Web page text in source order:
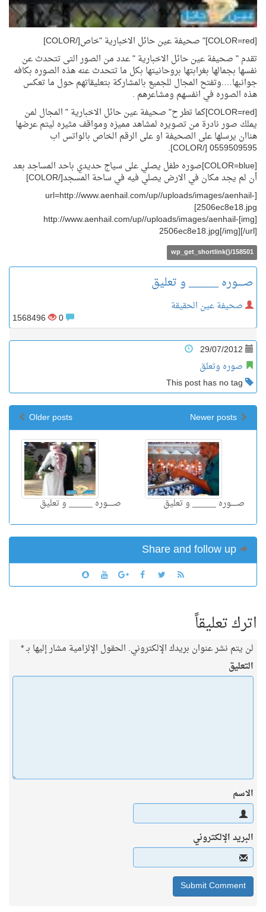
[COLOR=red]" صحيفة عين حائل الاخبارية "خاص[/COLOR]
تقدم " صحيفة عين حائل الاخبارية " عدد من الصور التى تتحدث عن
نفسها بجمالها بغرابتها بروحانيتها بكل ما تتحدث عنه هذه الصوره بكافه
جوانبها….وتفتح المجال للجميع بالمشاركة بتعليقاتهم حول ما تعكس
هذه الصوره في انفسهم ومشاعرهم .
[COLOR=red]كما تطر ح" صحيفة عين حائل الاخبارية " المجال لمن
يملك صور نادرة من تصويره لمشاهد مميزه ومواقف مثيره ليتم عرضها
هناان يرسلها على الصحيفة او على الرقم الخاص بالواتس اب
0559509595 [/COLOR].
[COLOR=blue]صوره طفل يصلي على سياج حديدي باحد المساجد بعد
أن لم يجد مكان في الارض يصلي فيه في ساحة المسجد[/COLOR]
[url=http://www.aenhail.com/up//uploads/images/aenhail-
2506ec8e18.jpg]
[img]http://www.aenhail.com/up//uploads/images/aenhail-
2506ec8e18.jpg[/img][/url]
wp_get_shortlink()/158501
صـــــوره _____ و تعليق
صحيفة عين الحقيقة
1568496
29/07/2012
صوره وتعلق
Older posts
صـــــوره _____ و تعليق صـــــوره _____ و تعليق
اترك تعليقاً
لن يتم نشر عنوان بريدك الإلكتروني. الحقول الإلزامية مشار إليها بـ*
التعليق
الاسم
البريد الإلكتروني